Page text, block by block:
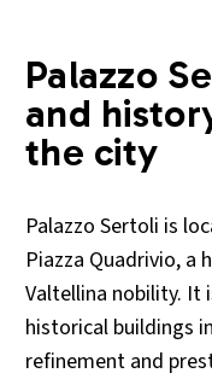
Palazzo
and
the city
Palazzo Sertoli is
Piazza Quadrivio, a
Valtellina nobility. It
historical buildings
refinement and